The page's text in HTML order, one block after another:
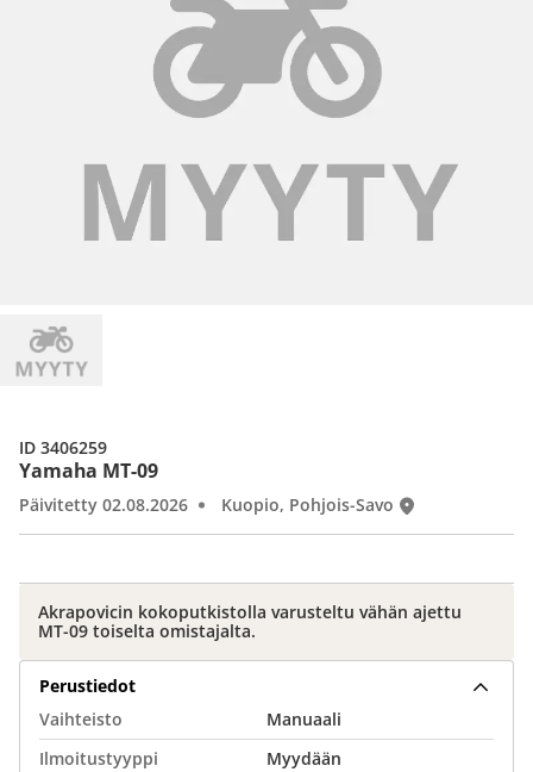
Yamaha MT-09
Päivitetty 02.08.2026 Kuopio, Pohjois-Savo
ID 3406259
Akrapovicin kokoputkistolla varusteltu vähän ajettu
MT-09 toiselta omistajalta.
Perustiedot
Vaihteisto
Manuaali
Ilmoitustyyppi
Myydään